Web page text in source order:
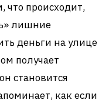
что происходит,
лишние
деньги на улице
получает
становится
как если